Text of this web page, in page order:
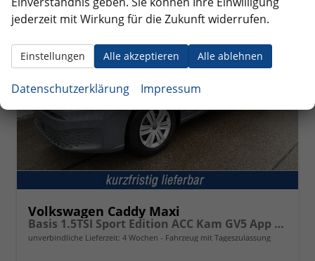
Volkswagen Caddy Maxi
Basis 1.5TSI Sport Edition ACC Kam GV5 App AHK Reling
unverbindliche Lieferzeit: 4 Wochen Fahrzeug mit Tageszulassung
jederzeit mit Wirkung für die Zukunft widerrufen.
Alle akzeptieren Alle ablehnen
Einstellungen
Datenschutzerklärung Impressum